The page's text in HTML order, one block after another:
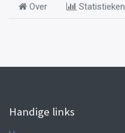
Over Statistieken
Handige links